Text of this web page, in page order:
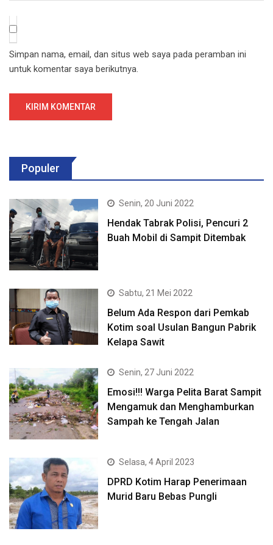
Simpan nama, email, dan situs web saya pada peramban ini
untuk komentar saya berikutnya.
Populer
Senin, 20 Juni 2022
Hendak Tabrak Polisi, Pencuri 2
Buah Mobil di Sampit Ditembak
Sabtu, 21 Mei 2022
Belum Ada Respon dari Pemkab
Kotim soal Usulan Bangun Pabrik
Kelapa Sawit
Senin, 27 Juni 2022
Emosi!!! Warga Pelita Barat Sampit
Mengamuk dan Menghamburkan
Sampah ke Tengah Jalan
Selasa, 4 April 2023
DPRD Kotim Harap Penerimaan
Murid Baru Bebas Pungli